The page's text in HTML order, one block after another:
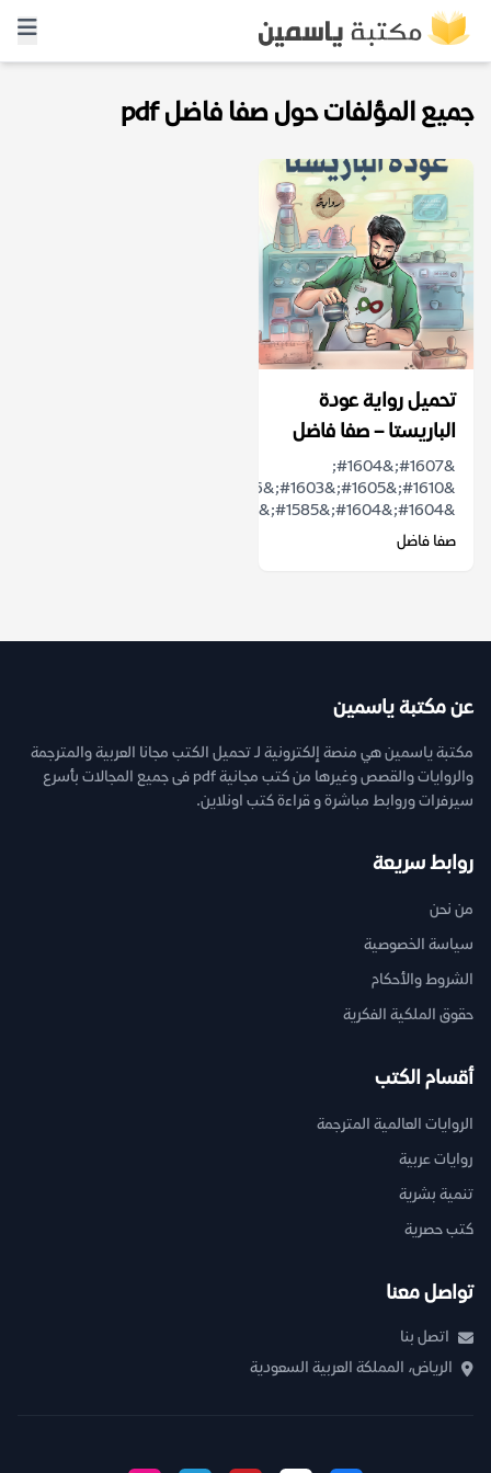
جميع المؤلفات حول صفا فاضل pdf
تحميل رواية عودة
الباريستا – صفا فاضل
&#1607;&#1604;
&#1604;&#1604;&#1585;&#1575;&#1574;&...
صفا فاضل
عن مكتبة ياسمين
مكتبة ياسمين هي منصة إلكترونية لـ تحميل الكتب مجانا العربية والمترجمة
والروايات والقصص وغيرها من كتب مجانية pdf فى جميع المجالات بأسرع
سيرفرات وروابط مباشرة و قراءة كتب اونلاين.
روابط سريعة
من نحن
سياسة الخصوصية
الشروط والأحكام
حقوق الملكية الفكرية
أقسام الكتب
الروايات العالمية المترجمة
روايات عربية
تنمية بشرية
كتب حصرية
تواصل معنا
اتصل بنا
الرياض، المملكة العربية السعودية